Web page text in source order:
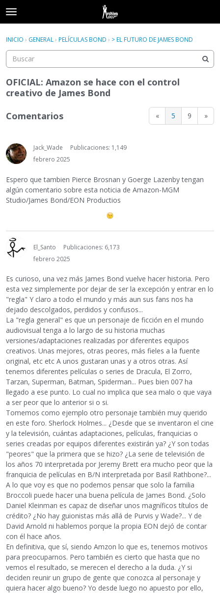
t
o
g
e
m
e
n
Acceder Registrarse
Hilos
Actividad
Acceder Registrarse
INICIO › GENERAL› PELÍCULAS BOND › > EL FUTURO DE JAMES BOND
OFICIAL: Amazon se hace con el control
creativo de James Bond
« 5 9 »
Comentarios
Jack_Wade
Publicaciones: 1,149
febrero 2025
Espero que tambien Pierce Brosnan y Goerge Lazenby tengan
algún comentario sobre esta noticia de Amazon-MGM
Studio/James Bond/EON Productios
El_Santo
Publicaciones: 6,173
febrero 2025
Es curioso, una vez más James Bond vuelve hacer historia. Pero
esta vez simplemente por dejar de ser la excepción y entrar en lo
"regla" Y claro a todo el mundo y más aun sus fans nos ha
dejado descolgados, perdidos y confusos...
La "regla general" es que un personaje de ficción en el mundo
audiovisual tenga a lo largo de su historia muchas
versiones/adaptaciones realizadas por diferentes equipos
creativos. Unas mejores, otras peores, más fieles a la fuente
original, etc etc A unos gustaran unas y a otros otras. Así
tenemos diferentes películas o series de Dracula, El Zorro,
Tarzan, Superman, Batman, Spiderman... Pues bien 007 ha
llegado a ese punto. Lo cual no implica que sea malo o que vaya
a ser peor que lo anterior si o si.
Tomemos como ejemplo otro personaje también muy querido
en este foro. Sherlock Holmes... ¿Desde que se inventaron el cine
y la televisión, cuántas adaptaciones, películas, franquicias o
series creadas por equipos diferentes existirán ya? ¿Y son todas
"peores" que la primera que se hizo? ¿La serie de televisión de
los años 70 interpretada por Jeremy Brett era mucho peor que la
franquicia de películas en B/N interpretada por Basil Rathbone?...
A lo que voy es que no podemos pensar que solo la familia
Broccoli puede hacer una buena película de James Bond. ¿Solo
Daniel Kleinman es capaz de diseñar unos magníficos títulos de
crédito? ¿No hay guionistas más allá de Purvis y Wade?... Y de
David Arnold ni hablemos porque la propia EON dejó de contar
con él hace años.
En definitiva, que sí, siendo Amzon lo que es, tenemos motivos
para preocuparnos. Pero también es cierto que hasta que no
vemos el resultado, se merecen el derecho a la duda. ¿Y si
deciden reunir un grupo de gente que conozca al personaje y
quiera hacer algo bueno? Yo desde luego no apuesto por ello,